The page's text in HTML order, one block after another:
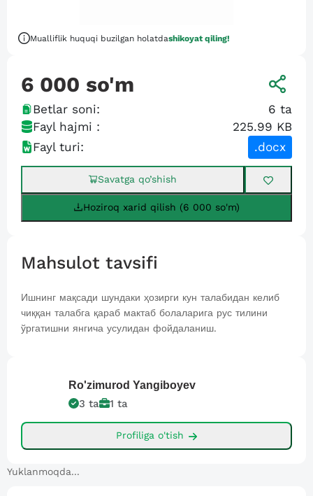
Mualliflik huquqi buzilgan holatdashikoyat qiling!
6 000 so'm
Betlar soni: 6 ta
Fayl hajmi :
225.99 KB
Fayl turi:
.docx
Savatga qo’shish
Hoziroq xarid qilish (6 000 so'm)
Mahsulot tavsifi
Ишнинг мақсади шундаки ҳозирги кун талабидан келиб
чиққан талабга қараб мактаб болаларига рус тилини
ўргатишни янгича усулидан фойдаланиш.
Ro'zimurod Yangiboyev
3 ta 1 ta
Profiliga o'tish
Yuklanmoqda...